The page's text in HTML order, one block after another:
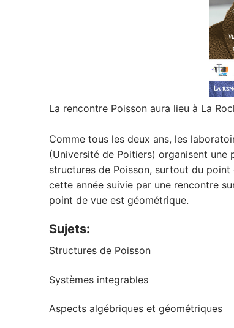
La rencontre Poisson aura lieu à La
Comme tous les deux ans, les
(Université de Poitiers) organisent une
structures de Poisson, surtout du
cette année suivie par une rencontre
point de vue est géométrique.
Sujets:
Structures de Poisson
Systèmes integrables
Aspects algébriques et géométriques